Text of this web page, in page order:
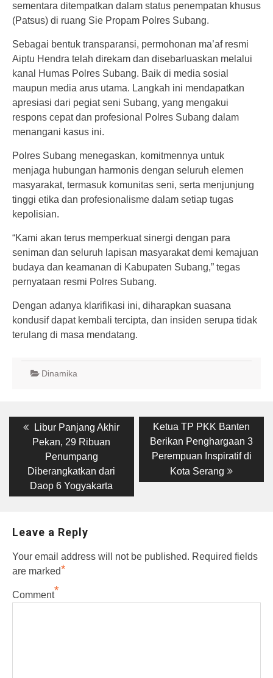
sementara ditempatkan dalam status penempatan khusus
(Patsus) di ruang Sie Propam Polres Subang.
Sebagai bentuk transparansi, permohonan ma’af resmi
Aiptu Hendra telah direkam dan disebarluaskan melalui
kanal Humas Polres Subang. Baik di media sosial
maupun media arus utama. Langkah ini mendapatkan
apresiasi dari pegiat seni Subang, yang mengakui
respons cepat dan profesional Polres Subang dalam
menangani kasus ini.
Polres Subang menegaskan, komitmennya untuk
menjaga hubungan harmonis dengan seluruh elemen
masyarakat, termasuk komunitas seni, serta menjunjung
tinggi etika dan profesionalisme dalam setiap tugas
kepolisian.
“Kami akan terus memperkuat sinergi dengan para
seniman dan seluruh lapisan masyarakat demi kemajuan
budaya dan keamanan di Kabupaten Subang,” tegas
pernyataan resmi Polres Subang.
Dengan adanya klarifikasi ini, diharapkan suasana
kondusif dapat kembali tercipta, dan insiden serupa tidak
terulang di masa mendatang.
Dinamika
Post
navigation
Previous
post:
Libur Panjang Akhir
Pekan, 29 Ribuan
Penumpang
Diberangkatkan dari
Daop 6 Yogyakarta
Next
post:
Ketua TP PKK Banten
Berikan Penghargaan 3
Perempuan Inspiratif di
Kota Serang
Leave a Reply
Your email address will not be published. Required fields
are marked*
Comment*